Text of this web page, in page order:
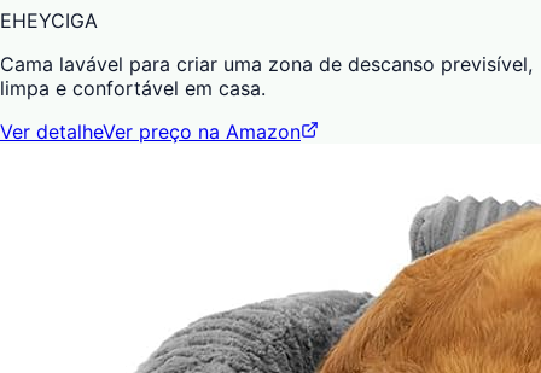
EHEYCIGA
Cama lavável para criar uma zona de descanso previsível,
limpa e confortável em casa.
Ver detalheVer preço na Amazon